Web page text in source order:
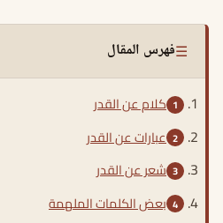
☰فهرس المقال
كلام عن القدر
عبارات عن القدر
شعر عن القدر
بعض الكلمات الملهمة